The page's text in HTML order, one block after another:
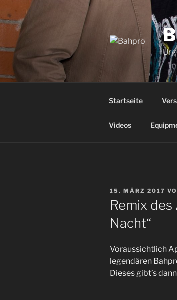
Inhalt
springen
Startseite
Videos
VERÖFFENTLICHT
AM
15. MÄRZ 2017
Remix des
Nacht“
Voraussichtlich
legendären
Dieses gibt’s